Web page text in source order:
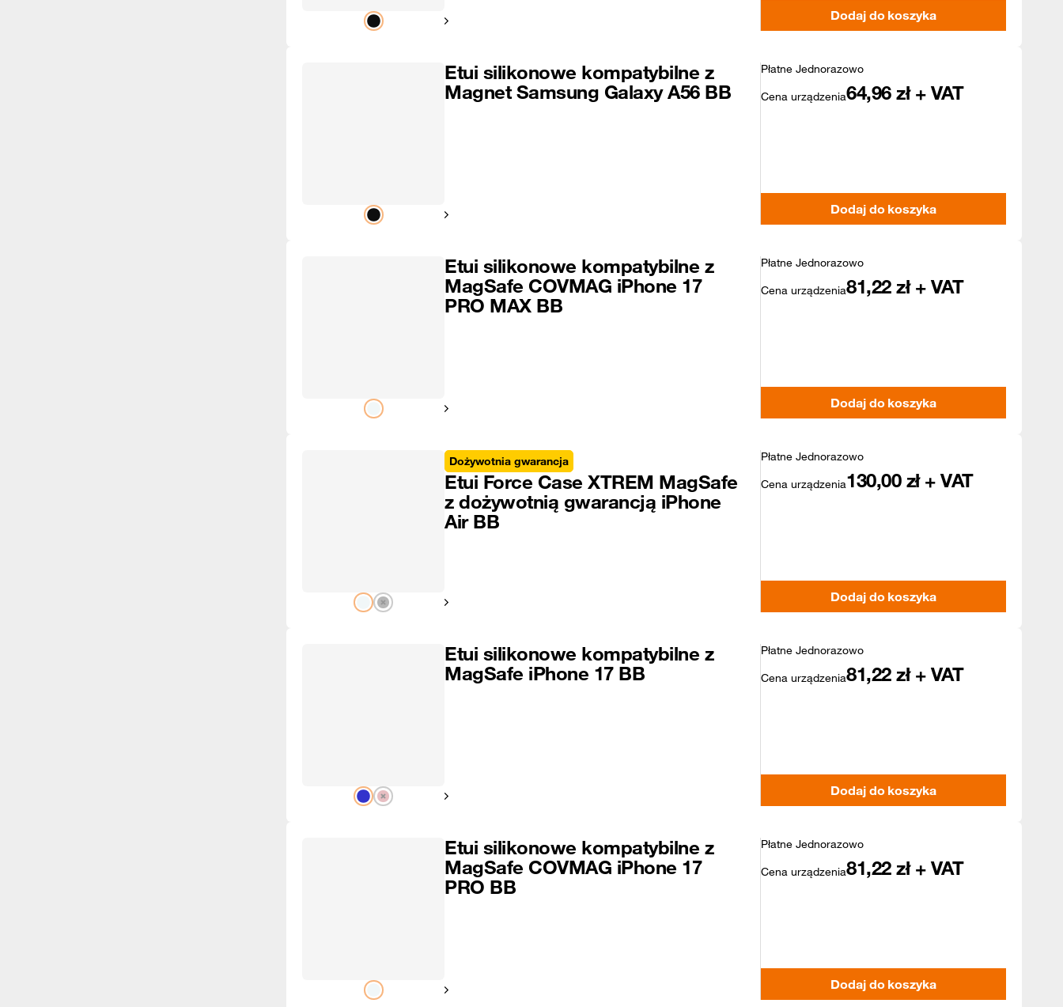
Pokaż następny Dodaj do koszyka
Pokaż następny
Etui silikonowe kompatybilne z
Magnet Samsung Galaxy A56 BB
Płatne Jednorazowo
Cena urządzenia64,96 zł + VAT
Dodaj do koszyka
Pokaż następny
Etui silikonowe kompatybilne z
MagSafe COVMAG iPhone 17
PRO MAX BB
Płatne Jednorazowo
Cena urządzenia81,22 zł + VAT
Dodaj do koszyka
Pokaż następny
Dożywotnia gwarancja
Etui Force Case XTREM MagSafe
z dożywotnią gwarancją iPhone
Air BB
Płatne Jednorazowo
Cena urządzenia130,00 zł + VAT
Dodaj do koszyka
Pokaż następny
Etui silikonowe kompatybilne z
MagSafe iPhone 17 BB
Płatne Jednorazowo
Cena urządzenia81,22 zł + VAT
Dodaj do koszyka
Pokaż następny
Etui silikonowe kompatybilne z
MagSafe COVMAG iPhone 17
PRO BB
Płatne Jednorazowo
Cena urządzenia81,22 zł + VAT
Dodaj do koszyka